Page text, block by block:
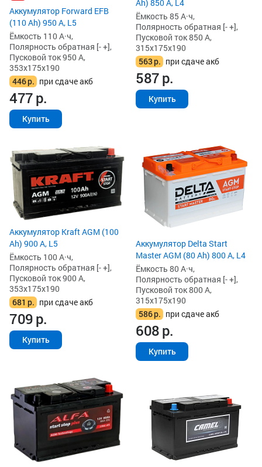
Аккумулятор Forward EFB
(110 Ah) 950 А, L5
Ёмкость 110 А·ч,
Полярность обратная [- +],
Пусковой ток 950 А,
353x175x190
446р. при сдаче акб
477р.
Купить
Ah) 850 А, L4
Ёмкость 85 А·ч,
Полярность обратная [- +],
Пусковой ток 850 А,
315x175x190
563р. при сдаче акб
587р.
Купить
Аккумулятор Kraft AGM (100
Ah) 900 А, L5
Ёмкость 100 А·ч,
Полярность обратная [- +],
Пусковой ток 900 А,
353x175x190
681 р. при сдаче акб
709р.
Купить
Аккумулятор Delta Start
Master AGM (80 Ah) 800 А, L4
Ёмкость 80 А·ч,
Полярность обратная [- +],
Пусковой ток 800 А,
315x175x190
586р. при сдаче акб
608р.
Купить